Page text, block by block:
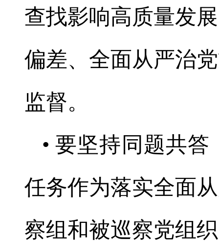
查找影响高质量发
偏差、全面从严治
监督。
• 要坚持同题共
任务作为落实全面
察组和被巡察党组